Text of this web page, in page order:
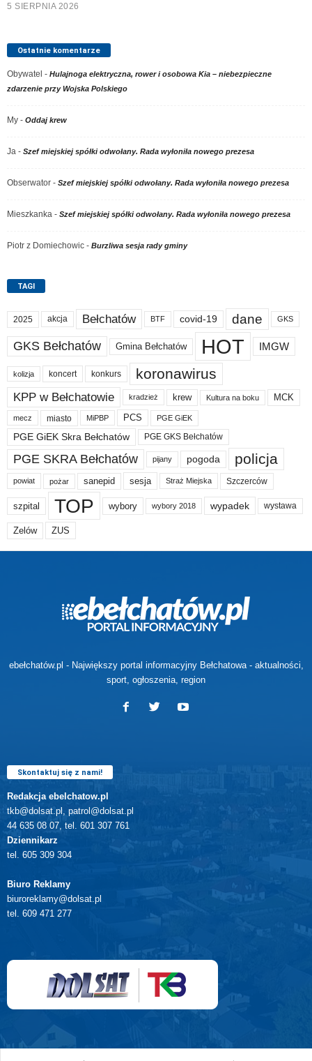
5 SIERPNIA 2026
Ostatnie komentarze
Obywatel - Hulajnoga elektryczna, rower i osobowa Kia – niebezpieczne
zdarzenie przy Wojska Polskiego
My - Oddaj krew
Ja - Szef miejskiej spółki odwołany. Rada wyłoniła nowego prezesa
Obserwator - Szef miejskiej spółki odwołany. Rada wyłoniła nowego prezesa
Mieszkanka - Szef miejskiej spółki odwołany. Rada wyłoniła nowego prezesa
Piotr z Domiechowic - Burzliwa sesja rady gminy
TAGI
2025 akcja Bełchatów BTF covid-19 dane GKS
GKS Bełchatów Gmina Bełchatów HOT IMGW
kolizja koncert konkurs koronawirus
KPP w Bełchatowie kradzież krew Kultura na boku MCK
mecz miasto MiPBP PCS PGE GiEK
PGE GiEK Skra Bełchatów PGE GKS Bełchatów
PGE SKRA Bełchatów pijany pogoda policja
powiat pożar sanepid sesja Straż Miejska Szczerców
szpital TOP wybory wybory 2018 wypadek wystawa
Zelów ZUS
ebełchatów.pl - Największy portal informacyjny Bełchatowa - aktualności,
sport, ogłoszenia, region
Skontaktuj się z nami!
Redakcja ebelchatow.pl
tkb@dolsat.pl, patrol@dolsat.pl
44 635 08 07, tel. 601 307 761
Dziennikarz
tel. 605 309 304
Biuro Reklamy
biuroreklamy@dolsat.pl
tel. 609 471 277